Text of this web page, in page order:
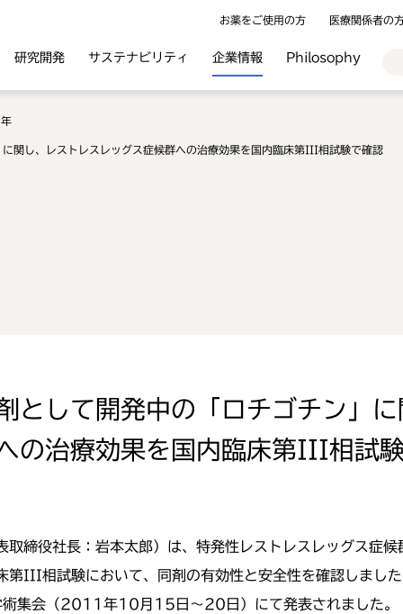
お薬をご使用の方 医療関係者の
研究開発 サステナビリティ 企業情報 Philosophy
関し、レストレスレッグス症候群への治療効果を国内臨床第III相試験で確認
して開発中の「ロチゴチン」に
の治療効果を国内臨床第III相試
締役社長：岩本太郎）は、特発性レストレスレッグス症
第III相試験において、同剤の有効性と安全性を確認しまし
会（2011年10月15日～20日）にて発表されました。